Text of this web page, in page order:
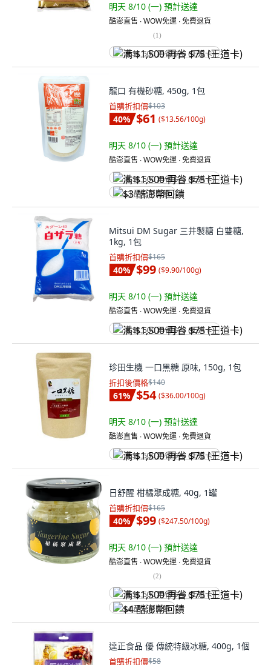
明天 8/10 (一) 預計送達
酷澎直售 ∙ WOW免運 ∙ 免費退貨
(1)
满 $1,500 再省 $75 (王道卡)
龍口 有機砂糖, 450g, 1包
首購折扣價$103
40% $61 ($13.56/100g)
明天 8/10 (一) 預計送達
酷澎直售 ∙ WOW免運 ∙ 免費退貨
满 $1,500 再省 $75 (王道卡)
$3 酷澎幣回饋
Mitsui DM Sugar 三井製糖 白雙糖,
1kg, 1包
首購折扣價$165
40% $99 ($9.90/100g)
明天 8/10 (一) 預計送達
酷澎直售 ∙ WOW免運 ∙ 免費退貨
满 $1,500 再省 $75 (王道卡)
珍田生機 一口黑糖 原味, 150g, 1包
折扣後價格$140
61% $54 ($36.00/100g)
明天 8/10 (一) 預計送達
酷澎直售 ∙ WOW免運 ∙ 免費退貨
满 $1,500 再省 $75 (王道卡)
日舒醒 柑橘聚成糖, 40g, 1罐
首購折扣價$165
40% $99 ($247.50/100g)
明天 8/10 (一) 預計送達
酷澎直售 ∙ WOW免運 ∙ 免費退貨
(2)
满 $1,500 再省 $75 (王道卡)
$4 酷澎幣回饋
達正食品 優 傳統特級冰糖, 400g, 1個
首購折扣價$58